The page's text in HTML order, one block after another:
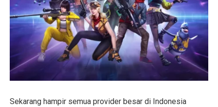
Sekarang hampir semua provider besar di Indonesia